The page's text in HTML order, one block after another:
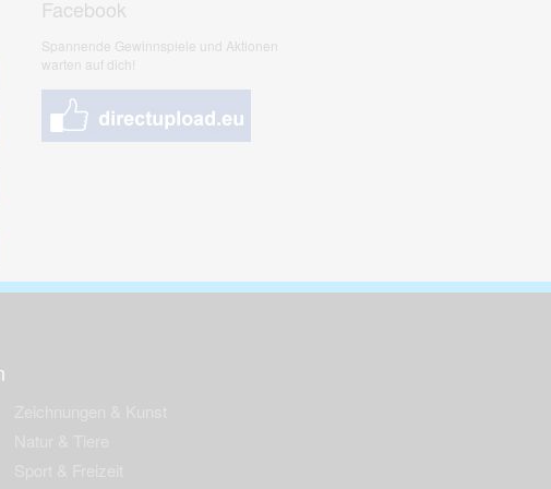
Facebook
Spannende Gewinnspiele und Aktionen
warten auf dich!